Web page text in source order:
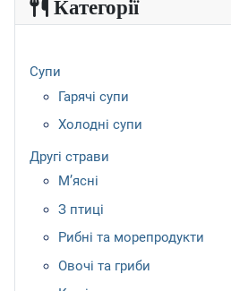
Категорії
Супи
Гарячі супи
Холодні супи
Другі страви
М’ясні
З птиці
Рибні та морепродукти
Овочі та гриби